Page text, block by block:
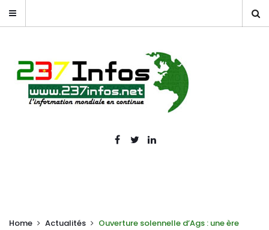
Home Actualités
Ouverture solennelle d’Ags : une ère